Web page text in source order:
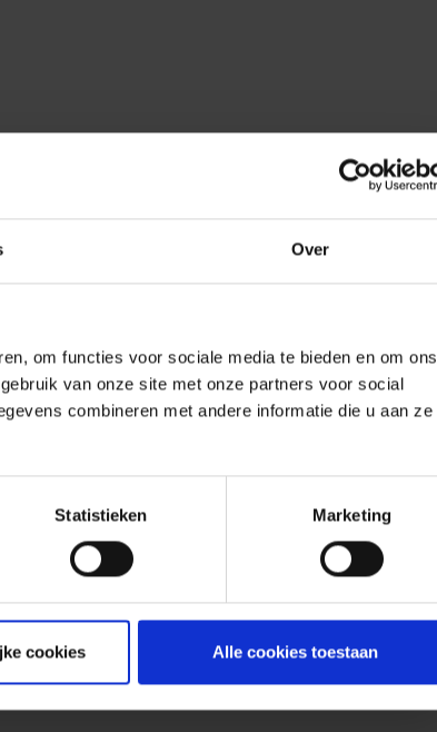
Over
om functies voor sociale media te bieden en om ons
van onze site met onze partners voor social
combineren met andere informatie die u aan ze
Statistieken Marketing
cookies Alle cookies toestaan